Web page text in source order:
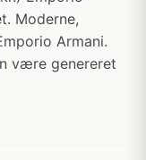
Moderne,
Armani.
være genereret